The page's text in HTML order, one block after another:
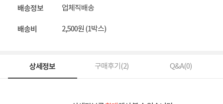
배송정보 업체직배송
배송비 2,500원 (1박스)
상세정보 구매후기(2) Q&A(0)